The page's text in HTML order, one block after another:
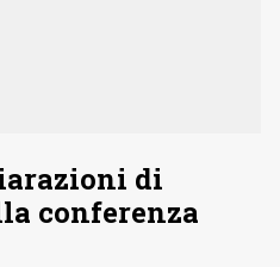
di
conferenza